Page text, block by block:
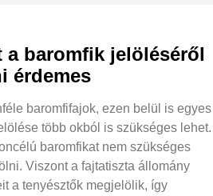
a baromfik jelöléséről
érdemes
baromfifajok, ezen belül is egyes
több okból is szükséges lehet.
baromfikat nem szükséges
Viszont a fajtatiszta állomány
a tenyésztők megjelölik, így